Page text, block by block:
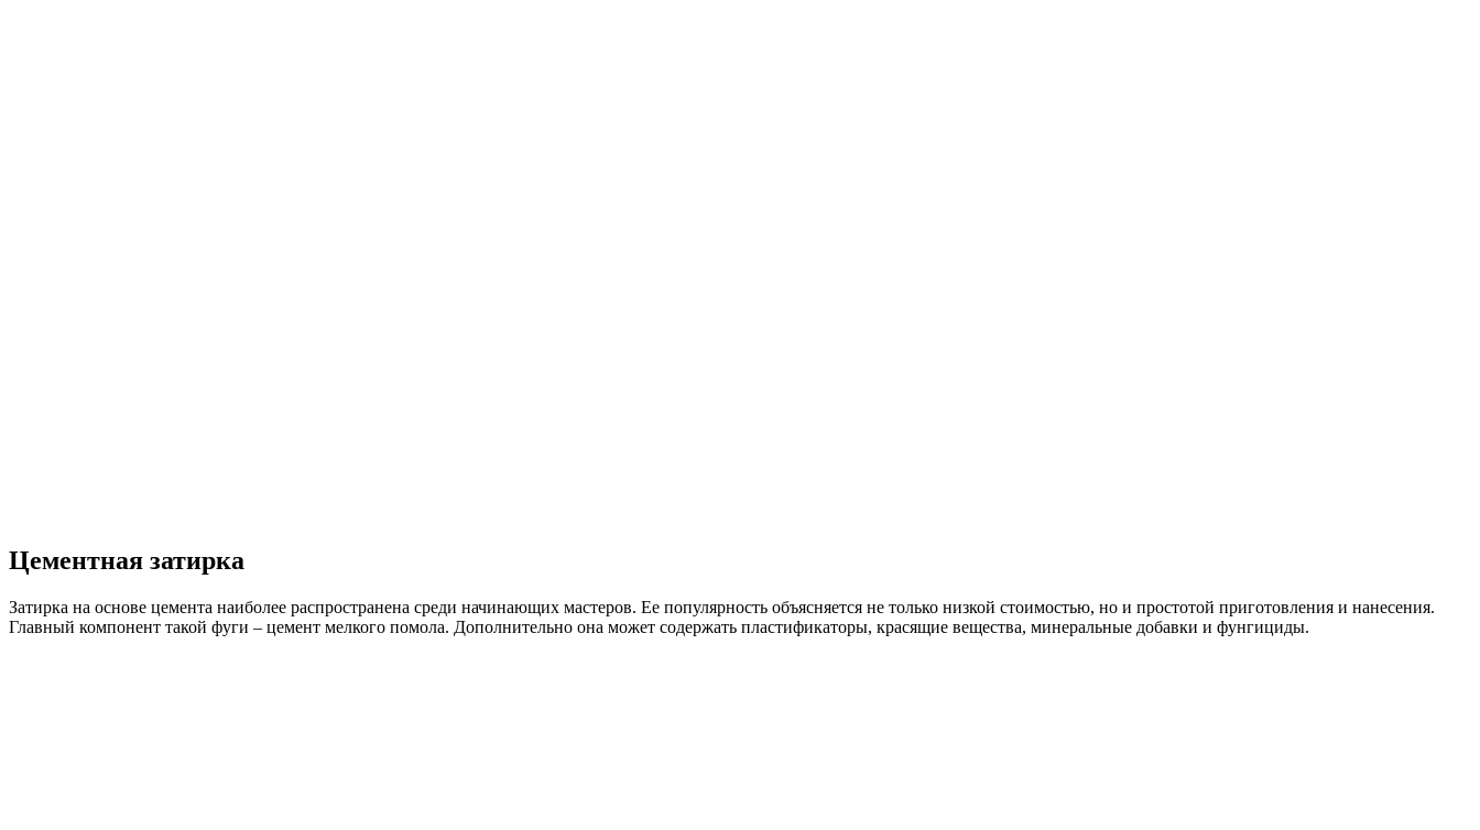
Цементная затирка
Затирка на основе цемента наиболее распространена среди начинающих мастеров. Ее популярность объясняется не только низкой стоимостью, но и простотой приготовления и нанесения.
Главный компонент такой фуги – цемент мелкого помола. Дополнительно она может содержать пластификаторы, красящие вещества, минеральные добавки и фунгициды.